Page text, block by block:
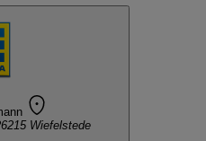
Wiefelstede